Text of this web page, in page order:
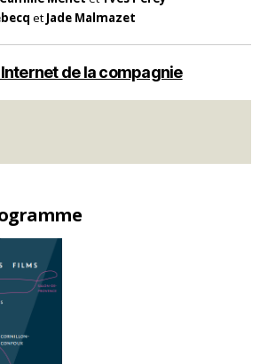
et Jade Malmazet
de la compagnie